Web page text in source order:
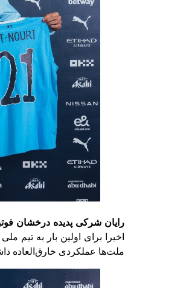
رایان شرکی پدیده درخشان
اخیرا برای اولین بار به تیم
ملت‌ها عملکردی خارق‌العاده داشت برای